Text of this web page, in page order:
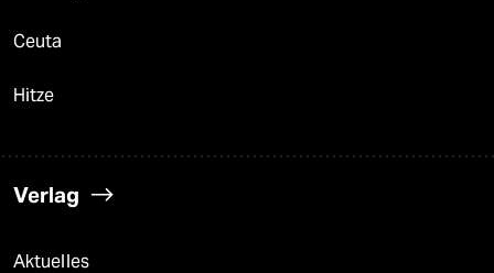
Ceuta
Hitze
Verlag
Aktuelles